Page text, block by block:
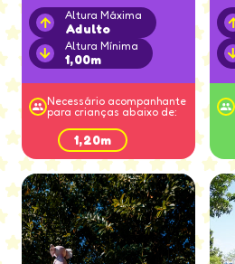
Altura Máxima
Adulto
Altura Mínima
1,00m
Necessário acompanhante
para crianças abaixo de:
1,20m